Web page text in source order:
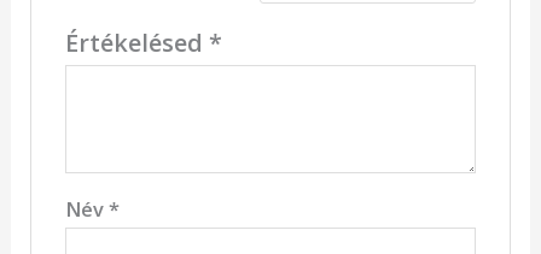
Értékelésed *
Név*